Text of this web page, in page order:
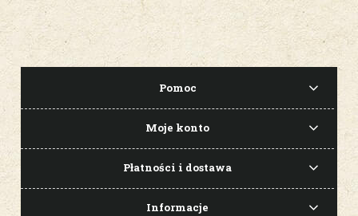
Pomoc
Moje konto
Płatności i dostawa
Informacje